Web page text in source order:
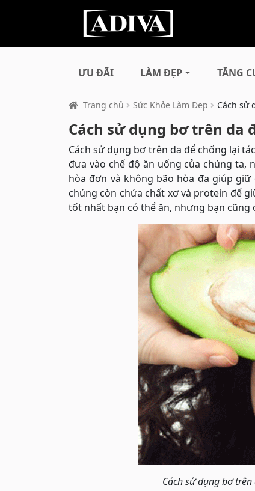
ƯU ĐÃI LÀM ĐẸP TĂNG
Trang chủ Sức Khỏe Làm Đẹp Cách sử
Cách sử dụng bơ trên da
Cách sử dụng bơ trên da để chống lại
đưa vào chế độ ăn uống của chúng
hòa đơn và không bão hòa đa giúp
chúng còn chứa chất xơ và protein để
tốt nhất bạn có thể ăn, nhưng bạn
Cách sử dụng bơ